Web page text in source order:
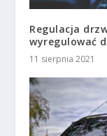
Regulacja
wyregulować
11 sierpnia 2021